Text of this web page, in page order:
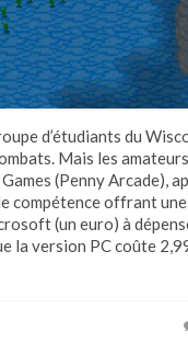
d’étudiants du
Mais les amateurs
(Penny Arcade),
compétence offrant
(un euro) à
la version PC coûte